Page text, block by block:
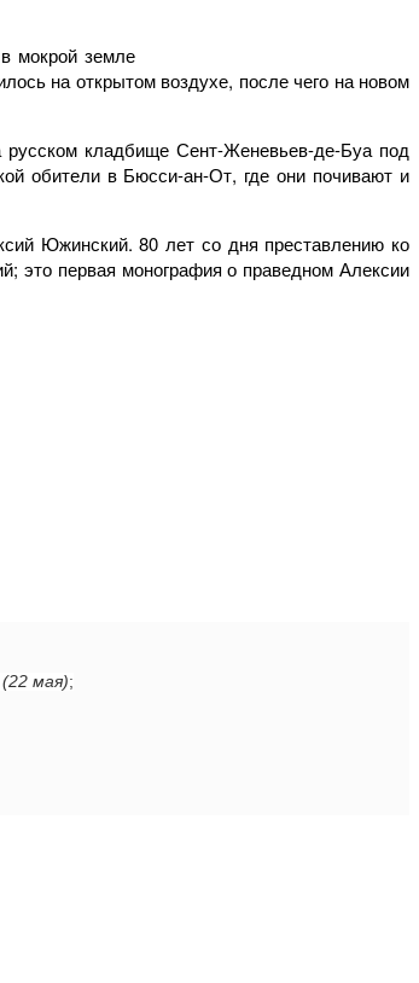
мокрой земле
на открытом воздухе, после чего на новом
русском кладбище Сент-Женевьев-де-Буа под
обители в Бюсси-ан-От, где они почивают и
Южинский. 80 лет со дня преставлению ко
это первая монография о праведном Алексии
(22 мая);